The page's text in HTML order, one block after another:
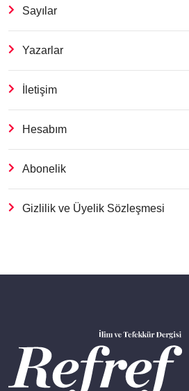
Sayılar
Yazarlar
İletişim
Hesabım
Abonelik
Gizlilik ve Üyelik Sözleşmesi